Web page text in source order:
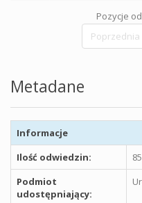
Pozycje
Poprzednia
Metadane
Informacje
Ilość odwiedzin:
Podmiot
udostępniający: